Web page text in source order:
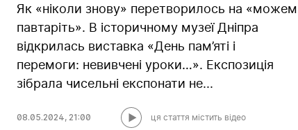
Як «ніколи знову» перетворилось на «можем
павтаріть». В історичному музеї Дніпра
відкрилась виставка «День пам’яті і
перемоги: невивчені уроки…». Експозиція
зібрала чисельні експонати не...
08.05.2024, 21:00 ця стаття містить відео